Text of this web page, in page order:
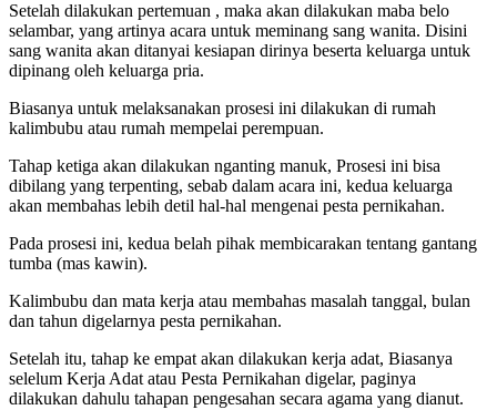
Setelah dilakukan pertemuan , maka akan dilakukan maba belo
selambar, yang artinya acara untuk meminang sang wanita. Disini
sang wanita akan ditanyai kesiapan dirinya beserta keluarga untuk
dipinang oleh keluarga pria.
Biasanya untuk melaksanakan prosesi ini dilakukan di rumah
kalimbubu atau rumah mempelai perempuan.
Tahap ketiga akan dilakukan nganting manuk, Prosesi ini bisa
dibilang yang terpenting, sebab dalam acara ini, kedua keluarga
akan membahas lebih detil hal-hal mengenai pesta pernikahan.
Pada prosesi ini, kedua belah pihak membicarakan tentang gantang
tumba (mas kawin).
Kalimbubu dan mata kerja atau membahas masalah tanggal, bulan
dan tahun digelarnya pesta pernikahan.
Setelah itu, tahap ke empat akan dilakukan kerja adat, Biasanya
selelum Kerja Adat atau Pesta Pernikahan digelar, paginya
dilakukan dahulu tahapan pengesahan secara agama yang dianut.